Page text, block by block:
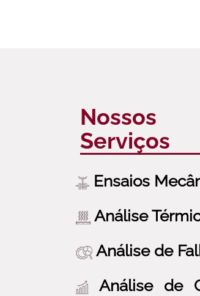
Nossos
Serviços
Ensaios
Análise
Análise de
Análise de